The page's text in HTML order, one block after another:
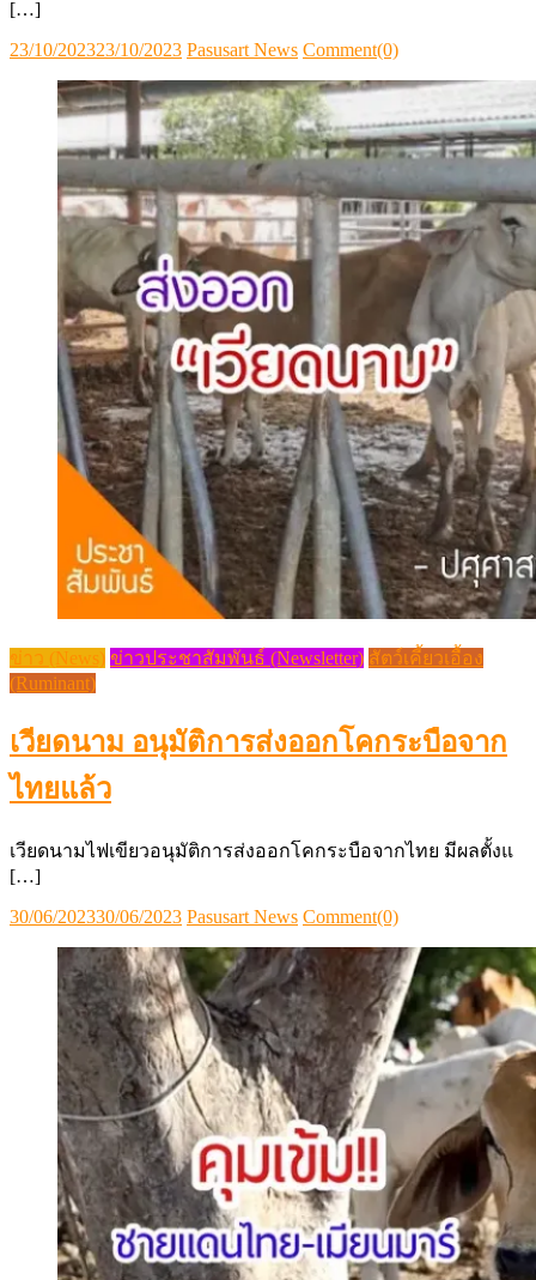
[…]
Posted
23/10/202323/10/2023 Author
Pasusart News Comment(0)
ข่าว (News) ข่าวประชาสัมพันธ์ (Newsletter) สัตว์เคี้ยวเอื้อง
(Ruminant)
เวียดนาม อนุมัติการส่งออกโคกระบือจาก
ไทยแล้ว
เวียดนามไฟเขียวอนุมัติการส่งออกโคกระบือจากไทย มีผลตั้งแ
[…]
Posted
30/06/202330/06/2023 Author
Pasusart News Comment(0)